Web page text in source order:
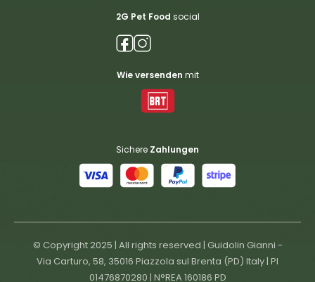
2G Pet Food social
Wie versenden mit
Sichere Zahlungen
© Copyright 2025 | All rights reserved | Guidolin Gianni -
Via Carturo, 58, 35016 Piazzola sul Brenta (PD) Italy | PI
01476870280 | N°REA 160186 PD